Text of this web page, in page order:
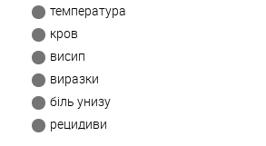
температура
кров
висип
виразки
біль унизу
рецидиви